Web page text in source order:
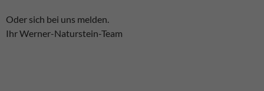
Oder sich bei uns melden.
Ihr Werner-Naturstein-Team